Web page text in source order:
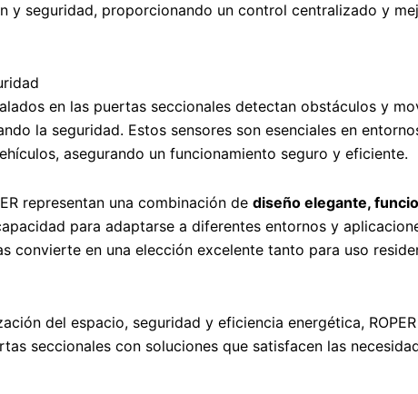
y seguridad, proporcionando un control centralizado y
en las puertas seccionales detectan obstáculos y
la seguridad. Estos sensores son esenciales en
asegurando un funcionamiento seguro y eficiente.
representan una combinación de diseño elegante,
para adaptarse a diferentes entornos y
convierte en una elección excelente tanto para uso
del espacio, seguridad y eficiencia energética,
seccionales con soluciones que satisfacen las